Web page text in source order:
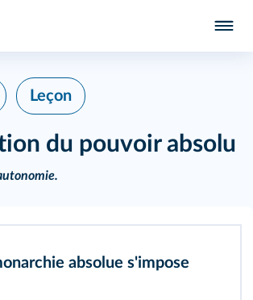
Leçon
du pouvoir absolu
absolue s'impose